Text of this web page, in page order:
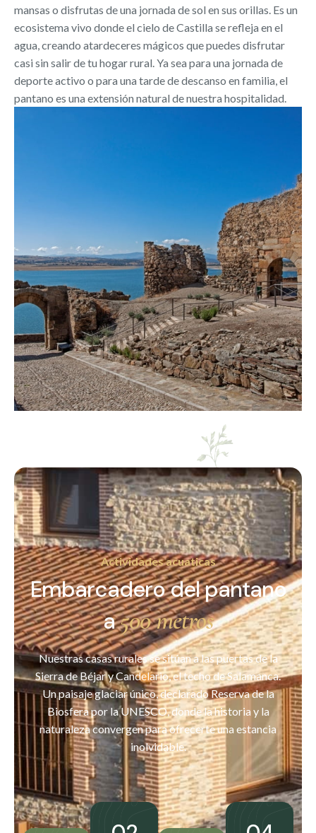
mansas o disfrutas de una jornada de sol en sus orillas. Es un
ecosistema vivo donde el cielo de Castilla se refleja en el
agua, creando atardeceres mágicos que puedes disfrutar
casi sin salir de tu hogar rural. Ya sea para una jornada de
deporte activo o para una tarde de descanso en familia, el
pantano es una extensión natural de nuestra hospitalidad.
Actividades acuaticas
Embarcadero del pantano
a500 metros
Nuestras casas rurales se sitúan a las puertas de la
Sierra de Béjar y Candelario, el techo de Salamanca.
Un paisaje glaciar único, declarado Reserva de la
Biosfera por la UNESCO, donde la historia y la
naturaleza convergen para ofrecerte una estancia
inolvidable.